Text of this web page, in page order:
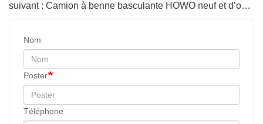
suivant : Camion à benne basculante HOWO neuf et d’occasion
Nom
Poster
Téléphone